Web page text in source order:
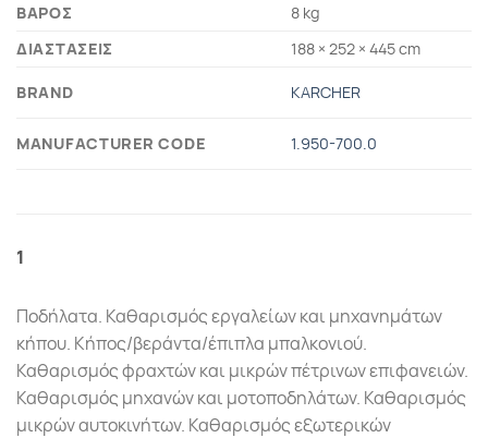
ΒΑΡΟΣ
8 kg
ΔΙΑΣΤΑΣΕΙΣ
188 × 252 × 445 cm
BRAND KARCHER
MANUFACTURER CODE 1.950-700.0
1
Ποδήλατα. Καθαρισμός εργαλείων και μηχανημάτων
κήπου. Κήπος/βεράντα/έπιπλα μπαλκονιού.
Καθαρισμός φραχτών και μικρών πέτρινων επιφανειών.
Καθαρισμός μηχανών και μοτοποδηλάτων. Καθαρισμός
μικρών αυτοκινήτων. Καθαρισμός εξωτερικών